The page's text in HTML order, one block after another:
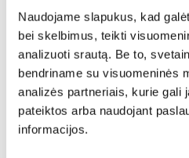
Naudojame slapukus, kad
bei skelbimus, teikti
analizuoti srautą. Be to,
bendriname su visuomeninės
analizės partneriais, kurie gali
pateiktos arba naudojant
informacijos.
Rašyti
Reikia daugiau informacijos?
Rodyti artimiausią parduotuvę
Skambinti: